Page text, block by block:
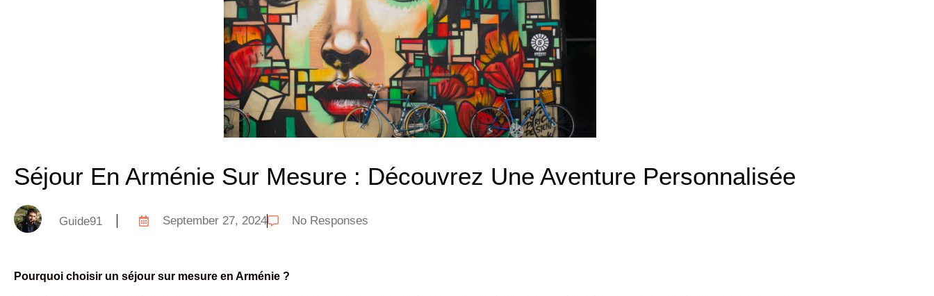
Séjour En Arménie Sur Mesure : Découvrez Une Aventure Personnalisée
Guide91 September 27, 2024 No Responses
Pourquoi choisir un séjour sur mesure en Arménie ?